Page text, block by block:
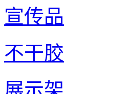
宣传品
不干胶